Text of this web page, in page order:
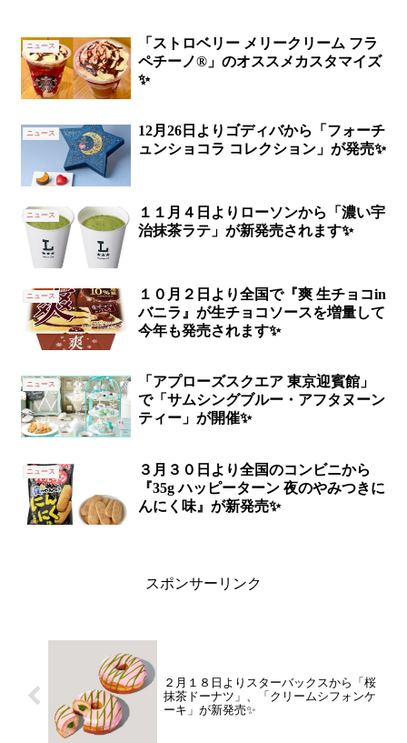
ニュース
「ストロベリー メリークリーム フラ
ペチーノ®」のオススメカスタマイズ
✨
ニュース
12月26日よりゴディバから「フォーチ
ュンショコラ コレクション」が発売✨
ニュース
１１月４日よりローソンから「濃い宇
治抹茶ラテ」が新発売されます✨
ニュース
１０月２日より全国で『爽 生チョコin
バニラ』が生チョコソースを増量して
今年も発売されます✨
ニュース
「アプローズスクエア 東京迎賓館」
で「サムシングブルー・アフタヌーン
ティー」が開催✨
ニュース
３月３０日より全国のコンビニから
『35g ハッピーターン 夜のやみつきに
んにく味』が新発売✨
スポンサーリンク
２月１８日よりスターバックスから「桜
抹茶ドーナツ」、「クリームシフォンケ
ーキ」が新発売✨